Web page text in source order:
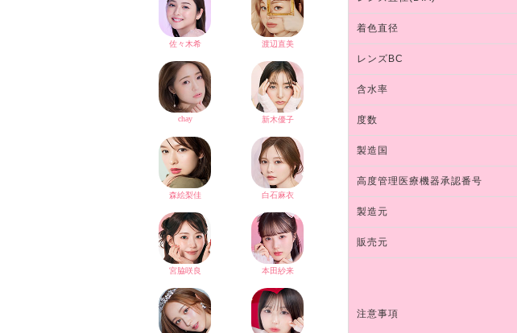
着色直径
レンズBC
含水率
度数
製造国
高度管理医療機器承認番号
製造元
販売元
注意事項